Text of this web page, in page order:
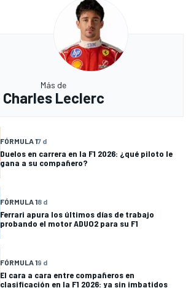
Más de
Charles Leclerc
FÓRMULA 17 d
Duelos en carrera en la F1 2026: ¿qué piloto le
gana a su compañero?
FÓRMULA 18 d
Ferrari apura los últimos días de trabajo
probando el motor ADUO2 para su F1
FÓRMULA 19 d
El cara a cara entre compañeros en
clasificación en la F1 2026: ya sin imbatidos